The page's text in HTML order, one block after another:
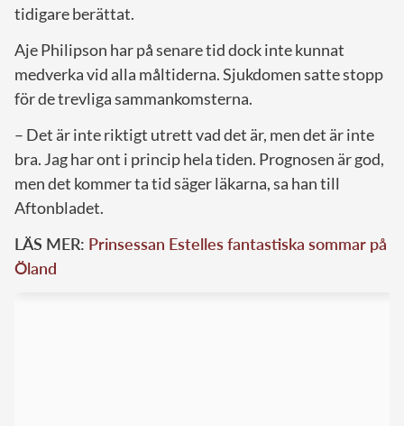
tidigare berättat.
Aje Philipson har på senare tid dock inte kunnat
medverka vid alla måltiderna. Sjukdomen satte stopp
för de trevliga sammankomsterna.
– Det är inte riktigt utrett vad det är, men det är inte
bra. Jag har ont i princip hela tiden. Prognosen är god,
men det kommer ta tid säger läkarna, sa han till
Aftonbladet.
LÄS MER: Prinsessan Estelles fantastiska sommar på
Öland